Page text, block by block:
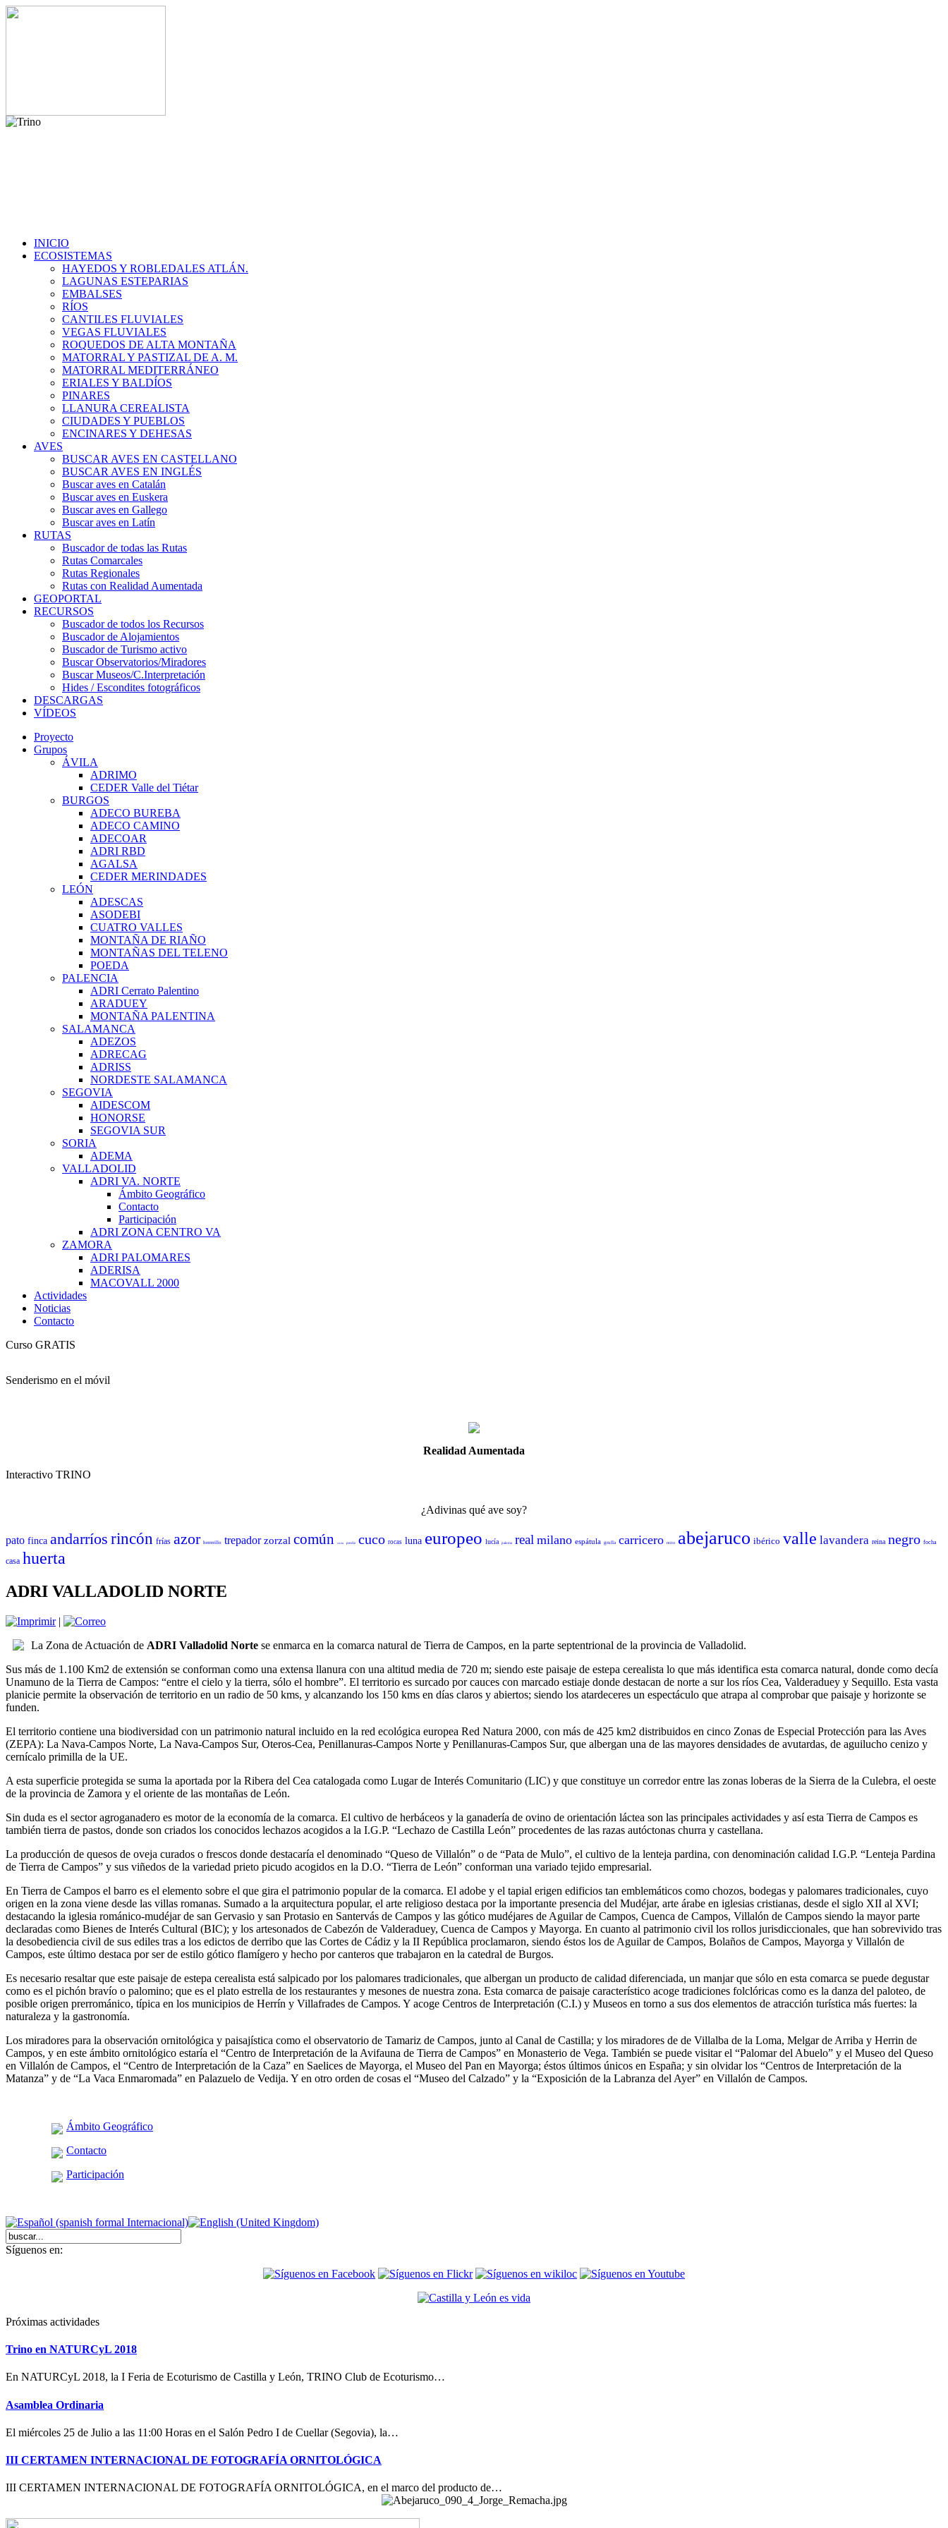
INICIO
ECOSISTEMAS
HAYEDOS Y ROBLEDALES ATLÁN.
LAGUNAS ESTEPARIAS
EMBALSES
RÍOS
CANTILES FLUVIALES
VEGAS FLUVIALES
ROQUEDOS DE ALTA MONTAÑA
MATORRAL Y PASTIZAL DE A. M.
MATORRAL MEDITERRÁNEO
ERIALES Y BALDÍOS
PINARES
LLANURA CEREALISTA
CIUDADES Y PUEBLOS
ENCINARES Y DEHESAS
AVES
BUSCAR AVES EN CASTELLANO
BUSCAR AVES EN INGLÉS
Buscar aves en Catalán
Buscar aves en Euskera
Buscar aves en Gallego
Buscar aves en Latín
RUTAS
Buscador de todas las Rutas
Rutas Comarcales
Rutas Regionales
Rutas con Realidad Aumentada
GEOPORTAL
RECURSOS
Buscador de todos los Recursos
Buscador de Alojamientos
Buscador de Turismo activo
Buscar Observatorios/Miradores
Buscar Museos/C.Interpretación
Hides / Escondites fotográficos
DESCARGAS
VÍDEOS
Proyecto
Grupos
ÁVILA
ADRIMO
CEDER Valle del Tiétar
BURGOS
ADECO BUREBA
ADECO CAMINO
ADECOAR
ADRI RBD
AGALSA
CEDER MERINDADES
LEÓN
ADESCAS
ASODEBI
CUATRO VALLES
MONTAÑA DE RIAÑO
MONTAÑAS DEL TELENO
POEDA
PALENCIA
ADRI Cerrato Palentino
ARADUEY
MONTAÑA PALENTINA
SALAMANCA
ADEZOS
ADRECAG
ADRISS
NORDESTE SALAMANCA
SEGOVIA
AIDESCOM
HONORSE
SEGOVIA SUR
SORIA
ADEMA
VALLADOLID
ADRI VA. NORTE
Ámbito Geográfico
Contacto
Participación
ADRI ZONA CENTRO VA
ZAMORA
ADRI PALOMARES
ADERISA
MACOVALL 2000
Actividades
Noticias
Contacto
Curso GRATIS
Senderismo en el móvil
Realidad Aumentada
Interactivo TRINO
¿Adivinas qué ave soy?
pato finca andarríos rincón frías azor herrerillo trepador zorzal común sisón perdiz cuco rocas luna europeo lucía paloma real milano espátula grulla carricero mito abejaruco ibérico valle lavandera reina negro focha
casa huerta
ADRI VALLADOLID NORTE
|
La Zona de Actuación de ADRI Valladolid Norte se enmarca en la comarca natural de Tierra de Campos, en la parte septentrional de la provincia de Valladolid.
Sus más de 1.100 Km2 de extensión se conforman como una extensa llanura con una altitud media de 720 m; siendo este paisaje de estepa cerealista lo que más identifica esta comarca natural, donde como decía
Unamuno de la Tierra de Campos: “entre el cielo y la tierra, sólo el hombre”. El territorio es surcado por cauces con marcado estiaje donde destacan de norte a sur los ríos Cea, Valderaduey y Sequillo. Esta vasta
planicie permite la observación de territorio en un radio de 50 kms, y alcanzando los 150 kms en días claros y abiertos; siendo los atardeceres un espectáculo que atrapa al comprobar que paisaje y horizonte se
funden.
El territorio contiene una biodiversidad con un patrimonio natural incluido en la red ecológica europea Red Natura 2000, con más de 425 km2 distribuidos en cinco Zonas de Especial Protección para las Aves
(ZEPA): La Nava-Campos Norte, La Nava-Campos Sur, Oteros-Cea, Penillanuras-Campos Norte y Penillanuras-Campos Sur, que albergan una de las mayores densidades de avutardas, de aguilucho cenizo y
cernícalo primilla de la UE.
A esta superficie protegida se suma la aportada por la Ribera del Cea catalogada como Lugar de Interés Comunitario (LIC) y que constituye un corredor entre las zonas loberas de la Sierra de la Culebra, el oeste
de la provincia de Zamora y el oriente de las montañas de León.
Sin duda es el sector agroganadero es motor de la economía de la comarca. El cultivo de herbáceos y la ganadería de ovino de orientación láctea son las principales actividades y así esta Tierra de Campos es
también tierra de pastos, donde son criados los conocidos lechazos acogidos a la I.G.P. “Lechazo de Castilla León” procedentes de las razas autóctonas churra y castellana.
La producción de quesos de oveja curados o frescos donde destacaría el denominado “Queso de Villalón” o de “Pata de Mulo”, el cultivo de la lenteja pardina, con denominación calidad I.G.P. “Lenteja Pardina
de Tierra de Campos” y sus viñedos de la variedad prieto picudo acogidos en la D.O. “Tierra de León” conforman una variado tejido empresarial.
En Tierra de Campos el barro es el elemento sobre el que gira el patrimonio popular de la comarca. El adobe y el tapial erigen edificios tan emblemáticos como chozos, bodegas y palomares tradicionales, cuyo
origen en la zona viene desde las villas romanas. Sumado a la arquitectura popular, el arte religioso destaca por la importante presencia del Mudéjar, arte árabe en iglesias cristianas, desde el siglo XII al XVI;
destacando la iglesia románico-mudéjar de san Gervasio y san Protasio en Santervás de Campos y las gótico mudéjares de Aguilar de Campos, Cuenca de Campos, Villalón de Campos siendo la mayor parte
declaradas como Bienes de Interés Cultural (BIC); y los artesonados de Cabezón de Valderaduey, Cuenca de Campos y Mayorga. En cuanto al patrimonio civil los rollos jurisdiccionales, que han sobrevivido tras
la desobediencia civil de sus ediles tras a los edictos de derribo que las Cortes de Cádiz y la II República proclamaron, siendo éstos los de Aguilar de Campos, Bolaños de Campos, Mayorga y Villalón de
Campos, este último destaca por ser de estilo gótico flamígero y hecho por canteros que trabajaron en la catedral de Burgos.
Es necesario resaltar que este paisaje de estepa cerealista está salpicado por los palomares tradicionales, que albergan un producto de calidad diferenciada, un manjar que sólo en esta comarca se puede degustar
como es el pichón bravío o palomino; que es el plato estrella de los restaurantes y mesones de nuestra zona. Esta comarca de paisaje característico acoge tradiciones folclóricas como es la danza del paloteo, de
posible origen prerrománico, típica en los municipios de Herrín y Villafrades de Campos. Y acoge Centros de Interpretación (C.I.) y Museos en torno a sus dos elementos de atracción turística más fuertes: la
naturaleza y la gastronomía.
Los miradores para la observación ornitológica y paisajística como el observatorio de Tamariz de Campos, junto al Canal de Castilla; y los miradores de de Villalba de la Loma, Melgar de Arriba y Herrin de
Campos, y en este ámbito ornitológico estaría el “Centro de Interpretación de la Avifauna de Tierra de Campos” en Monasterio de Vega. También se puede visitar el “Palomar del Abuelo” y el Museo del Queso
en Villalón de Campos, el “Centro de Interpretación de la Caza” en Saelices de Mayorga, el Museo del Pan en Mayorga; éstos últimos únicos en España; y sin olvidar los “Centros de Interpretación de la
Matanza” y de “La Vaca Enmaromada” en Palazuelo de Vedija. Y en otro orden de cosas el “Museo del Calzado” y la “Exposición de la Labranza del Ayer” en Villalón de Campos.
Ámbito Geográfico
Contacto
Participación
Síguenos en:
Próximas actividades
Trino en NATURCyL 2018
En NATURCyL 2018, la I Feria de Ecoturismo de Castilla y León, TRINO Club de Ecoturismo…
Asamblea Ordinaria
El miércoles 25 de Julio a las 11:00 Horas en el Salón Pedro I de Cuellar (Segovia), la…
III CERTAMEN INTERNACIONAL DE FOTOGRAFÍA ORNITOLÓGICA
III CERTAMEN INTERNACIONAL DE FOTOGRAFÍA ORNITOLÓGICA, en el marco del producto de…